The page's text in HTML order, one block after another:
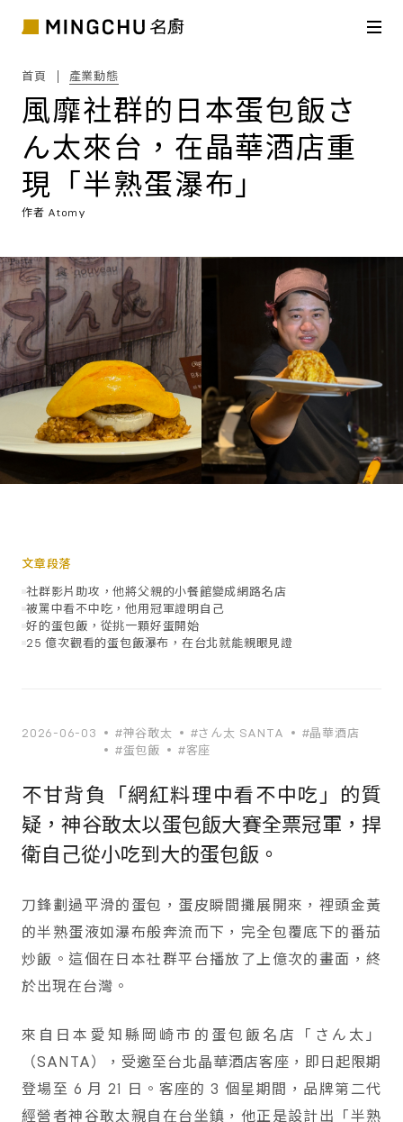
首頁 產業動態
風靡社群的日本蛋包飯さ
ん太來台，在晶華酒店重
現「半熟蛋瀑布」
作者 Atomy
2026-06-03 #神谷敢太 #さん太 SANTA
#晶華酒店
#蛋包飯
#客座
不甘背負「網紅料理中看不中吃」的質
疑，神谷敢太以蛋包飯大賽全票冠軍，捍
衛自己從小吃到大的蛋包飯。
刀鋒劃過平滑的蛋包，蛋皮瞬間攤展開來，裡頭金黃
的半熟蛋液如瀑布般奔流而下，完全包覆底下的番茄
炒飯。這個在日本社群平台播放了上億次的畫面，終
於出現在台灣。
來自日本愛知縣岡崎市的蛋包飯名店「さん太」
（SANTA），受邀至台北晶華酒店客座，即日起限期
登場至 6 月 21 日。客座的 3 個星期間，品牌第二代
經營者神谷敢太親自在台坐鎮，他正是設計出「半熟
文章段落
社群影片助攻，他將父親的小餐館變成網路名店
被罵中看不中吃，他用冠軍證明自己
好的蛋包飯，從挑一顆好蛋開始
25 億次觀看的蛋包飯瀑布，在台北就能親眼見證